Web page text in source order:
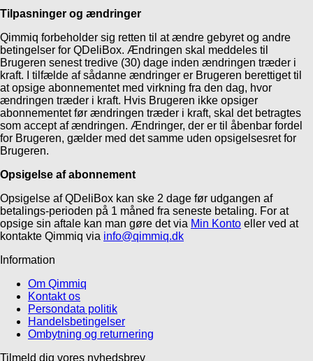
Tilpasninger og ændringer
Qimmiq forbeholder sig retten til at ændre gebyret og andre
betingelser for QDeliBox. Ændringen skal meddeles til
Brugeren senest tredive (30) dage inden ændringen træder i
kraft. I tilfælde af sådanne ændringer er Brugeren berettiget til
at opsige abonnementet med virkning fra den dag, hvor
ændringen træder i kraft. Hvis Brugeren ikke opsiger
abonnementet før ændringen træder i kraft, skal det betragtes
som accept af ændringen. Ændringer, der er til åbenbar fordel
for Brugeren, gælder med det samme uden opsigelsesret for
Brugeren.
Opsigelse af abonnement
Opsigelse af QDeliBox kan ske 2 dage før udgangen af
betalings-perioden på 1 måned fra seneste betaling. For at
opsige sin aftale kan man gøre det via Min Konto eller ved at
kontakte Qimmiq via info@qimmiq.dk
Information
Om Qimmiq
Kontakt os
Persondata politik
Handelsbetingelser
Ombytning og returnering
Tilmeld dig vores nyhedsbrev